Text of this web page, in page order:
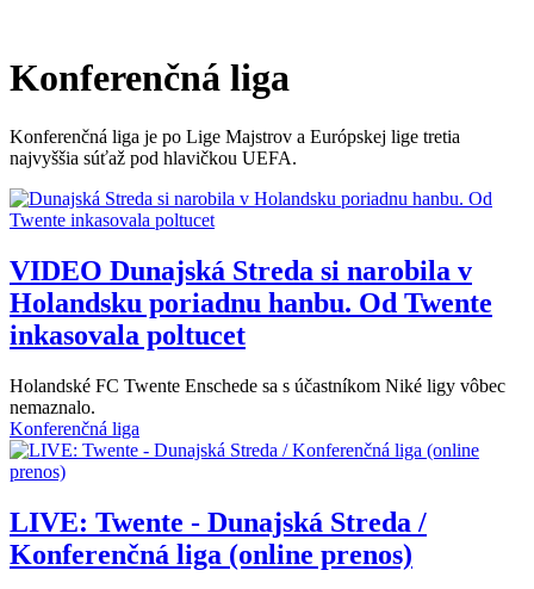
Konferenčná liga
Konferenčná liga je po Lige Majstrov a Európskej lige tretia
najvyššia súťaž pod hlavičkou UEFA.
VIDEO Dunajská Streda si narobila v
Holandsku poriadnu hanbu. Od Twente
inkasovala poltucet
Holandské FC Twente Enschede sa s účastníkom Niké ligy vôbec
nemaznalo.
Konferenčná liga
LIVE: Twente - Dunajská Streda /
Konferenčná liga (online prenos)